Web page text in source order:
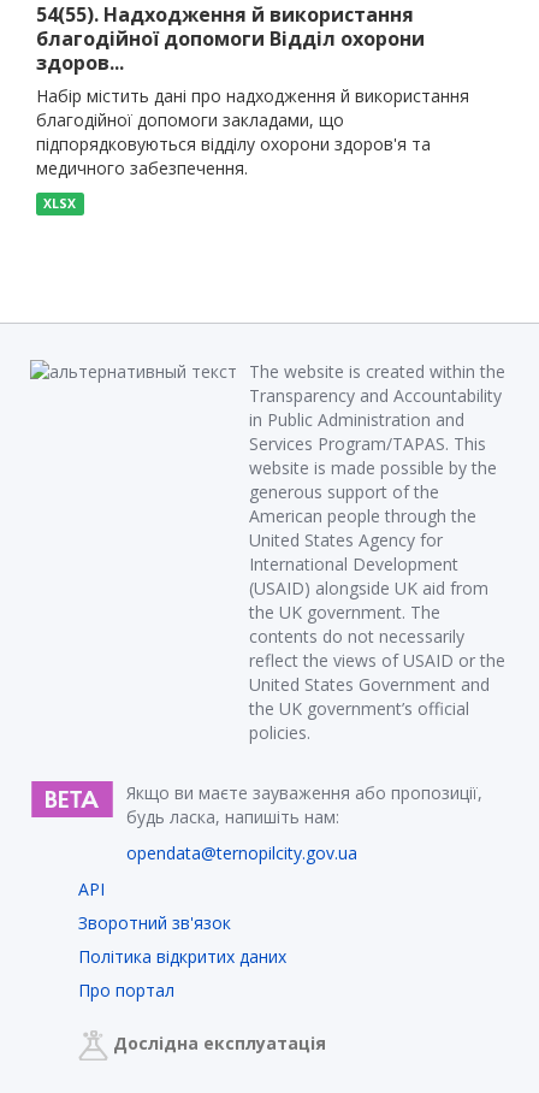
54(55). Надходження й використання
благодійної допомоги Відділ охорони
здоров...
Набір містить дані про надходження й використання
благодійної допомоги закладами, що
підпорядковуються відділу охорони здоров'я та
медичного забезпечення.
XLSX
The website is created within the
Transparency and Accountability
in Public Administration and
Services Program/TAPAS. This
website is made possible by the
generous support of the
American people through the
United States Agency for
International Development
(USAID) alongside UK aid from
the UK government. The
contents do not necessarily
reflect the views of USAID or the
United States Government and
the UK government’s official
policies.
Якщо ви маєте зауваження або пропозиції,
будь ласка, напишіть нам:
opendata@ternopilcity.gov.ua
API
Зворотний зв'язок
Політика відкритих даних
Про портал
Дослідна експлуатація